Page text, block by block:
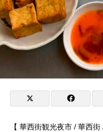
【 華西街観光夜市 / 華西